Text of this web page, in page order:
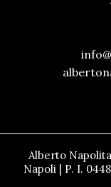
Alberto
Napoli | P. I.